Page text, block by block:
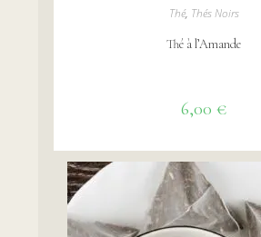
AJOUTER AU PANIER
Thé, Thés Noirs
Thé à l’Amande
6,00 €